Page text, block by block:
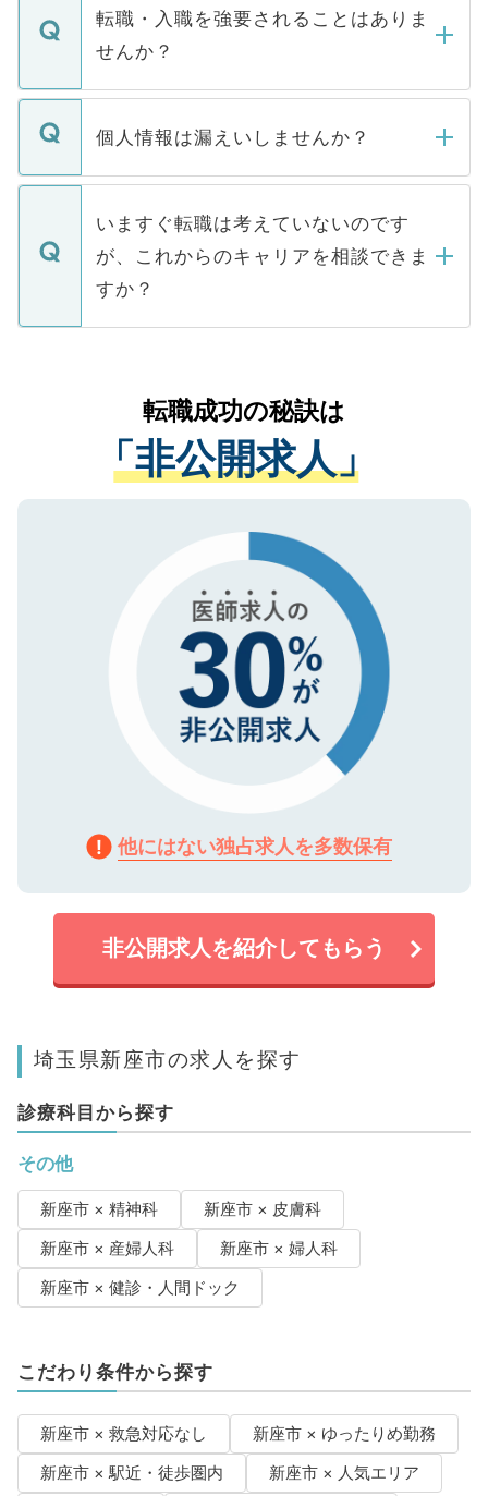
いただきますので、しばらくお待ちくださ
うち約3割は、Webサイトからご覧いただ
けない「非公開求人」です。非公開求人は
下記の理由によって、一般には公開してい
ません。
■応募殺到を避けるため 人気のある医療機
関を公にしてしまうと、応募が殺到する場
に、医療機関が求める条件に合った人材の
みを人材紹介会社に依頼するケースが増え
ています。
転職・入職を強要されることはありま
せんか？
転職・入職を強要することは一切ありませ
ん。また、仮に応募先から内定をいただい
定を承諾する必要はありません。内定先へ
の辞退の連絡はキャリアパートナーが行い
個人情報は漏えいしませんか？
個人情報が漏えいすることはありませんの
で、ご安心ください。当サイトからの登録
などで収集したご登録者様の個人情報は、
ご本人のキャリアアップおよび転職活動の
支援を目的に使用いたします。お預かりし
ているすべての個人データはご本人の許可
は、個人情報の取り扱いについての厳密な
管理基準を満たした事業者のみに付与され
る、プライバシーマークを取得済みです。
で、機密保持に関してもご安心ください。
いますぐ転職は考えていないのです
が、これからのキャリアを相談できま
すか？
かがいして、現在の医療機関の状況や紹介
経験をまじえながら、適切なアドバイスを
させていただきます。すぐにご転職をされ
ない方には、長期的なサポートが可能です
ので、まずはご登録ください。
転職成功の秘訣は
「非公開求人」
他にはない独占求人を多数保有
非公開求人を紹介してもらう
埼玉県新座市の求人を探す
診療科目から探す
その他
新座市 × 精神科
新座市 × 皮膚科
新座市 × 産婦人科
新座市 × 婦人科
新座市 × 健診・人間ドック
こだわり条件から探す
新座市 × 救急対応なし
新座市 × ゆったりめ勤務
新座市 × 駅近・徒歩圏内
新座市 × 人気エリア